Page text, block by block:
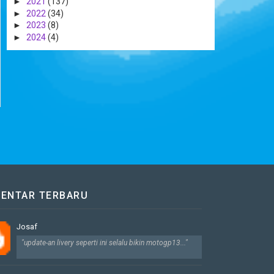
► 2022 (34)
► 2023 (8)
► 2024(4)
TERBARU
Josaf
"update-an livery seperti ini selalu bikin motogp13..."